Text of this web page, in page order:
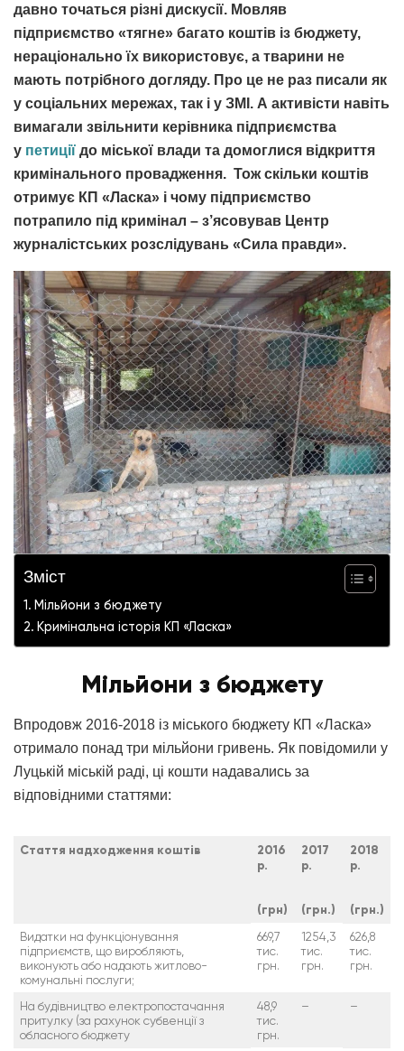
давно точаться різні дискусії. Мовляв
підприємство «тягне» багато коштів із бюджету,
нераціонально їх використовує, а тварини не
мають потрібного догляду. Про це не раз писали як
у соціальних мережах, так і у ЗМІ. А активісти навіть
вимагали звільнити керівника підприємства
у петиції до міської влади та домоглися відкриття
кримінального провадження. Тож скільки коштів
отримує КП «Ласка» і чому підприємство
потрапило під кримінал – з’ясовував Центр
журналістських розслідувань «Сила правди».
Зміст
Мільйони з бюджету
Кримінальна історія КП «Ласка»
Мільйони з бюджету
Впродовж 2016-2018 із міського бюджету КП «Ласка»
отримало понад три мільйони гривень. Як повідомили у
Луцькій міській раді, ці кошти надавались за
відповідними статтями:
Стаття надходження коштів
2016
р.
(грн)
2017
р.
(грн.)
2018
р.
(грн.)
Видатки на функціонування
підприємств, що виробляють,
виконують або надають житлово-
комунальні послуги;
669,7
тис.
грн.
1254,3
тис.
грн.
626,8
тис.
грн.
На будівництво електропостачання
притулку (за рахунок субвенції з
обласного бюджету
48,9
тис.
грн.
– –